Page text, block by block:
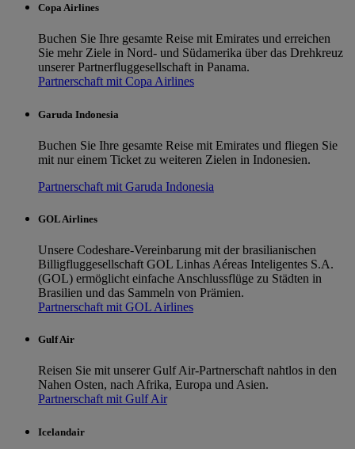
Copa Airlines
Buchen Sie Ihre gesamte Reise mit Emirates und erreichen
Sie mehr Ziele in Nord- und Südamerika über das Drehkreuz
unserer Partnerfluggesellschaft in Panama.
Partnerschaft mit Copa Airlines
Garuda Indonesia
Buchen Sie Ihre gesamte Reise mit Emirates und fliegen Sie
mit nur einem Ticket zu weiteren Zielen in Indonesien.
Partnerschaft mit Garuda Indonesia
GOL Airlines
Unsere Codeshare-Vereinbarung mit der brasilianischen
Billigfluggesellschaft GOL Linhas Aéreas Inteligentes S.A.
(GOL) ermöglicht einfache Anschlussflüge zu Städten in
Brasilien und das Sammeln von Prämien.
Partnerschaft mit GOL Airlines
Gulf Air
Reisen Sie mit unserer Gulf Air-Partnerschaft nahtlos in den
Nahen Osten, nach Afrika, Europa und Asien.
Partnerschaft mit Gulf Air
Icelandair